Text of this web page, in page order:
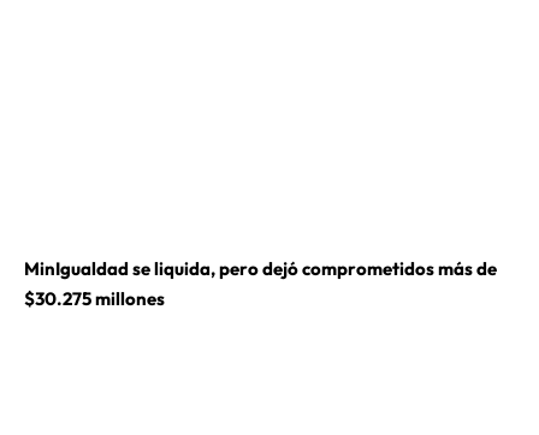
MinIgualdad se liquida, pero dejó comprometidos más de
$30.275 millones